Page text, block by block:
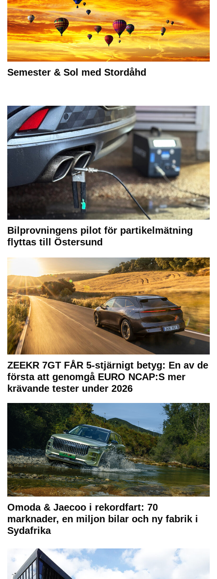
Semester & Sol med Stordåhd
Bilprovningens pilot för partikelmätning
flyttas till Östersund
ZEEKR 7GT FÅR 5-stjärnigt betyg: En av de
första att genomgå EURO NCAP:S mer
krävande tester under 2026
Omoda & Jaecoo i rekordfart: 70
marknader, en miljon bilar och ny fabrik i
Sydafrika